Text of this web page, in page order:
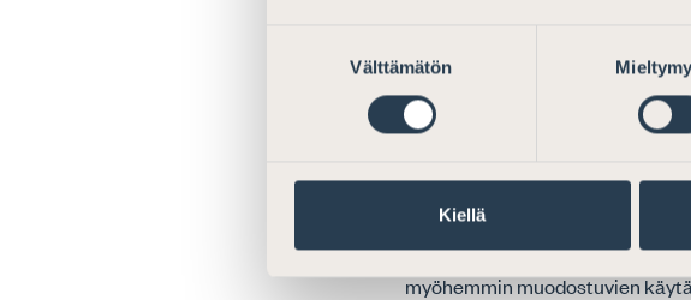
Välttämätön
Kiellä
Kirjaamismenettelystä ja
Asianajajaliitto toteaa, että
merkittävyyteen nähden
tarkemmat edellytykset sekä
myöhemmin muodostuvien